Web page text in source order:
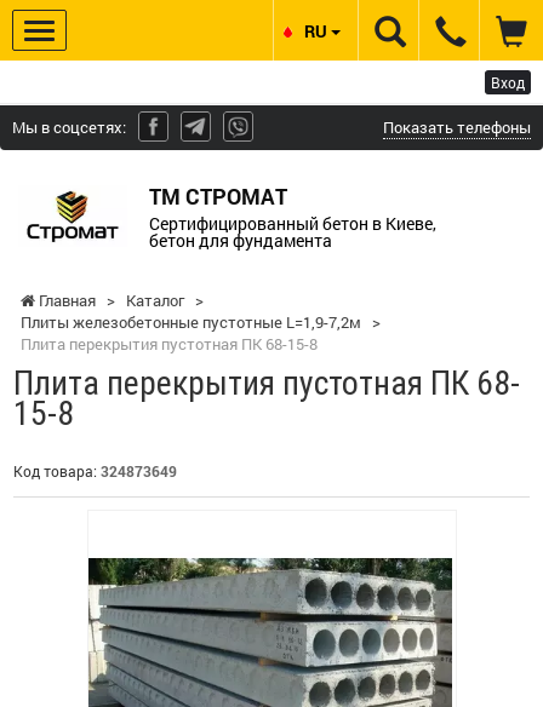
Вход
Мы в соцсетях: Показать телефоны
ТМ СТРОМАТ
Сертифицированный бетон в Киеве,
бетон для фундамента
RU
Главная > Каталог >
Плиты железобетонные пустотные L=1,9-7,2м
>
Плита перекрытия пустотная ПК 68-15-8
Плита перекрытия пустотная ПК 68-
15-8
Код товара: 324873649